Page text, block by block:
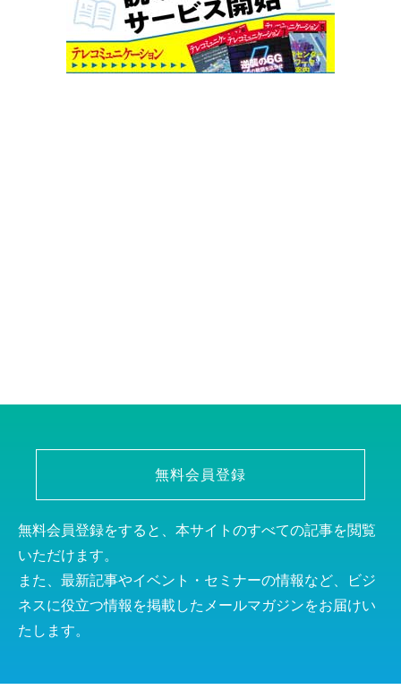
無料会員登録
無料会員登録をすると、本サイトのすべての記事を閲覧
いただけます。
また、最新記事やイベント・セミナーの情報など、ビジ
ネスに役立つ情報を掲載したメールマガジンをお届けい
たします。